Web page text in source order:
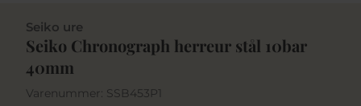
Seiko ure
Seiko Chronograph herreur stål 10bar
40mm
Varenummer: SSB453P1